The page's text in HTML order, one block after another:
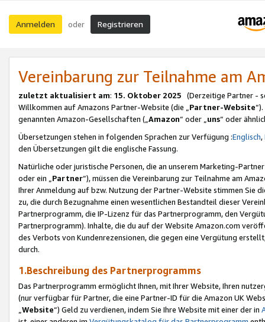
Anmelden oder Registrieren
Vereinbarung zur Teilnahme am
zuletzt aktualisiert am: 15. Oktober 2025 (Derzeitige Partner -
Willkommen auf Amazons Partner-Website (die „Partner-Website
genannten Amazon-Gesellschaften („Amazon“ oder „uns“ oder
Übersetzungen stehen in folgenden Sprachen zur Verfügung :Englisch,
den Übersetzungen gilt die englische Fassung.
Natürliche oder juristische Personen, die an unserem Marketing-
oder ein „Partner“), müssen die Vereinbarung zur Teilnahme am
Ihrer Anmeldung auf bzw. Nutzung der Partner-Website stimmen Sie
zu, die durch Bezugnahme einen wesentlichen Bestandteil dieser
Partnerprogramm, die IP-Lizenz für das Partnerprogramm, den
Partnerprogramm). Inhalte, die du auf der Website Amazon.com
des Verbots von Kundenrezensionen, die gegen eine Vergütung
durch.
1.Beschreibung des Partnerprogramms
Das Partnerprogramm ermöglicht Ihnen, mit Ihrer Website, Ihren
(nur verfügbar für Partner, die eine Partner-ID für die Amazon UK
Website“) Geld zu verdienen, indem Sie Ihre Website mit einer der in